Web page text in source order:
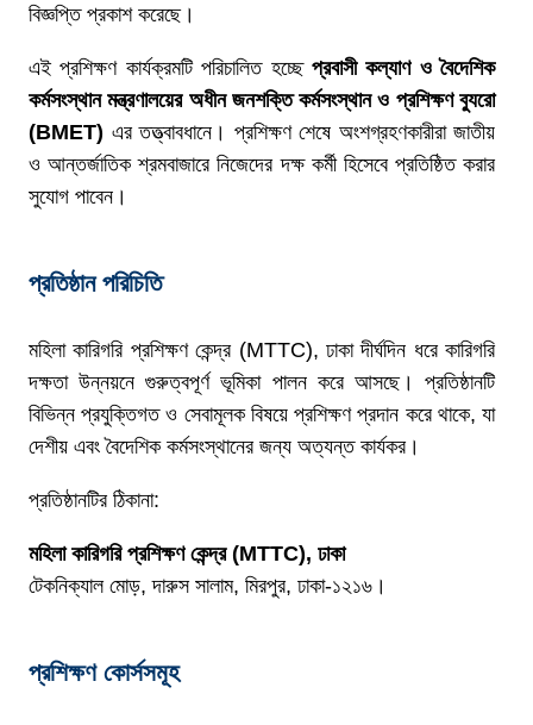
বিজ্ঞপ্তি প্রকাশ করেছে।
এই প্রশিক্ষণ কার্যক্রমটি পরিচালিত হচ্ছে প্রবাসী কল্যাণ ও বৈদেশিক
কর্মসংস্থান মন্ত্রণালয়ের অধীন জনশক্তি কর্মসংস্থান ও প্রশিক্ষণ ব্যুরো
(BMET) এর তত্ত্বাবধানে। প্রশিক্ষণ শেষে অংশগ্রহণকারীরা জাতীয়
ও আন্তর্জাতিক শ্রমবাজারে নিজেদের দক্ষ কর্মী হিসেবে প্রতিষ্ঠিত করার
সুযোগ পাবেন।
প্রতিষ্ঠান পরিচিতি
মহিলা কারিগরি প্রশিক্ষণ কেন্দ্র (MTTC), ঢাকা দীর্ঘদিন ধরে কারিগরি
দক্ষতা উন্নয়নে গুরুত্বপূর্ণ ভূমিকা পালন করে আসছে। প্রতিষ্ঠানটি
বিভিন্ন প্রযুক্তিগত ও সেবামূলক বিষয়ে প্রশিক্ষণ প্রদান করে থাকে, যা
দেশীয় এবং বৈদেশিক কর্মসংস্থানের জন্য অত্যন্ত কার্যকর।
প্রতিষ্ঠানটির ঠিকানা:
মহিলা কারিগরি প্রশিক্ষণ কেন্দ্র (MTTC), ঢাকা
টেকনিক্যাল মোড়, দারুস সালাম, মিরপুর, ঢাকা-১২১৬।
প্রশিক্ষণ কোর্সসমূহ